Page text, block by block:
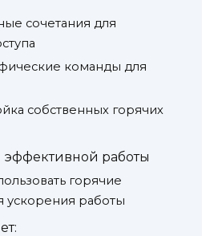
сочетания для
команды для
собственных горячих
эффективной работы
горячие
ускорения работы